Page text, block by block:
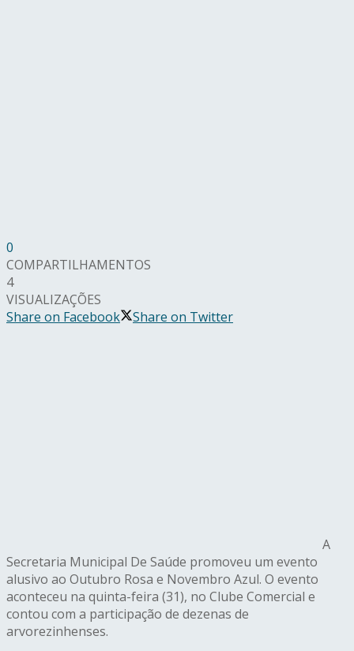
0
COMPARTILHAMENTOS
4
VISUALIZAÇÕES
Share on Facebook
Share on Twitter
A
Secretaria Municipal De Saúde promoveu um evento
alusivo ao Outubro Rosa e Novembro Azul. O evento
aconteceu na quinta-feira (31), no Clube Comercial e
contou com a participação de dezenas de
arvorezinhenses.